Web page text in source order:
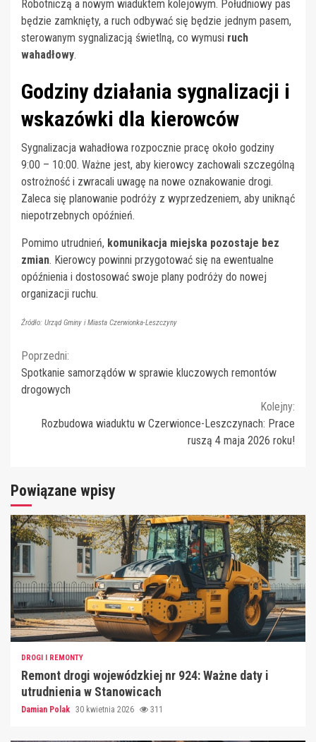
Robotniczą a nowym wiaduktem kolejowym. Południowy pas
będzie zamknięty, a ruch odbywać się będzie jednym pasem,
sterowanym sygnalizacją świetlną, co wymusi ruch
wahadłowy.
Godziny działania sygnalizacji i
wskazówki dla kierowców
Sygnalizacja wahadłowa rozpocznie pracę około godziny
9:00 – 10:00. Ważne jest, aby kierowcy zachowali szczególną
ostrożność i zwracali uwagę na nowe oznakowanie drogi.
Zaleca się planowanie podróży z wyprzedzeniem, aby uniknąć
niepotrzebnych opóźnień.
Pomimo utrudnień, komunikacja miejska pozostaje bez
zmian. Kierowcy powinni przygotować się na ewentualne
opóźnienia i dostosować swoje plany podróży do nowej
organizacji ruchu.
Źródło: Urząd Gminy i Miasta Czerwionka-Leszczyny
Continue
Reading
Poprzedni:
Spotkanie samorządów w sprawie kluczowych remontów
drogowych
Kolejny:
Rozbudowa wiaduktu w Czerwionce-Leszczynach: Prace
ruszą 4 maja 2026 roku!
Powiązane wpisy
DROGI I REMONTY
Remont drogi wojewódzkiej nr 924: Ważne daty i
utrudnienia w Stanowicach
Damian Polak 30 kwietnia 2026 311